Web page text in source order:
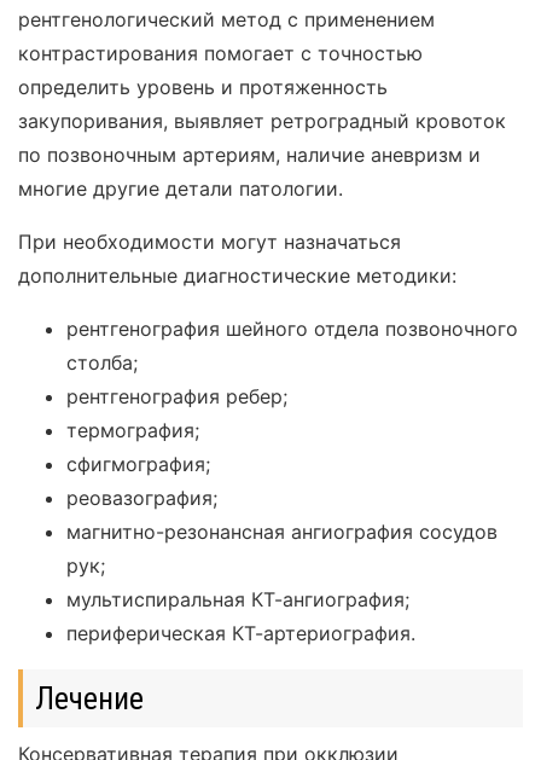
рентгенологический метод с применением
контрастирования помогает с точностью
определить уровень и протяженность
закупоривания, выявляет ретроградный кровоток
по позвоночным артериям, наличие аневризм и
многие другие детали патологии.
При необходимости могут назначаться
дополнительные диагностические методики:
рентгенография шейного отдела позвоночного
столба;
рентгенография ребер;
термография;
сфигмография;
реовазография;
магнитно-резонансная ангиография сосудов
рук;
мультиспиральная КТ-ангиография;
периферическая КТ-артериография.
Лечение
Консервативная терапия при окклюзии